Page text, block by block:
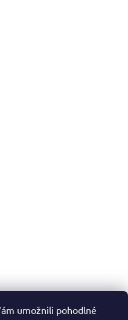
umožnili pohodlné